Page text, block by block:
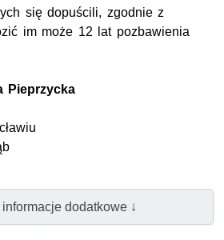
się dopuścili, zgodnie z
im może 12 lat pozbawienia
Pieprzycka
informacje dodatkowe ↓